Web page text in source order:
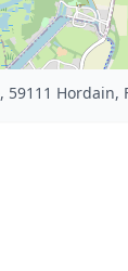
59111 Hordain,